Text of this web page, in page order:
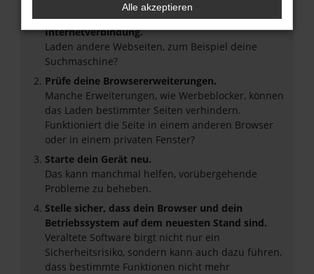
Überprüfe deine Firewall und deine
Internetverbindung.
Laden andere Webseiten, zum Beispiel deine
Suchmaschine?
Prüfe deine Browsererweiterungen.
Manche Erweiterungen, wie Werbeblocker, können
das Laden bestimmter Seiten verhindern.
Funktioniert die Seite in einem anderen Browser
oder in einem privaten Fenster?
Starte dein Gerät neu.
Das kann manchmal helfen, vorübergehende
Probleme zu beheben.
Stelle sicher, dass dein Browser und dein
Betriebssystem auf dem neuesten Stand sind.
Veraltete Software birgt nicht nur ein
Sicherheitsrisiko, sondern kann auch dazu führen,
dass bestimmte Funktionen nicht mehr
Alle akzeptieren